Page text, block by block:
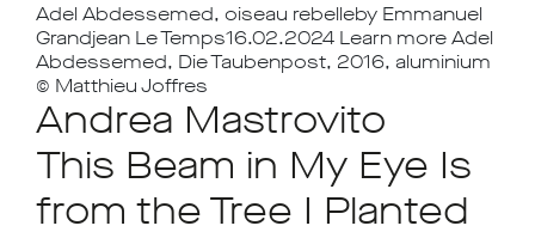
Adel Abdessemed, oiseau rebelleby Emmanuel
Grandjean Le Temps16.02.2024 Learn more Adel
Abdessemed, Die Taubenpost, 2016, aluminium
© Matthieu Joffres
Andrea Mastrovito
This Beam in My Eye Is
from the Tree I Planted